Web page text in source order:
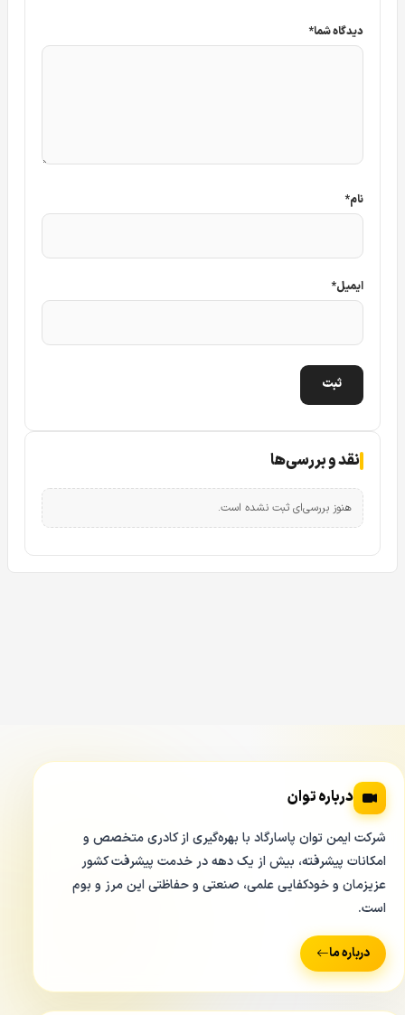
نقد و بررسی‌ها
هنوز بررسی‌ای ثبت نشده است.
دیدگاه شما*
نام*
ایمیل*
درباره توان
شرکت ایمن توان پاسارگاد با بهره‌گیری از کادری متخصص و
امکانات پیشرفته، بیش از یک دهه در خدمت پیشرفت کشور
عزیزمان و خودکفایی علمی، صنعتی و حفاظتی این مرز و بوم
است.
درباره ما